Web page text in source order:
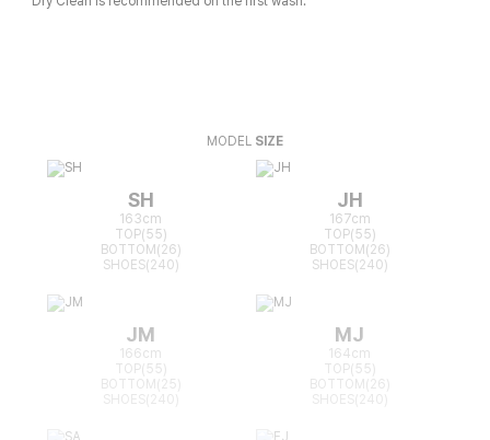
MODEL SIZE
SH
163cm
TOP(55)
BOTTOM(26)
SHOES(240)
JH
167cm
TOP(55)
BOTTOM(26)
SHOES(240)
JM
166cm
TOP(55)
BOTTOM(25)
MJ
164cm
TOP(55)
BOTTOM(26)